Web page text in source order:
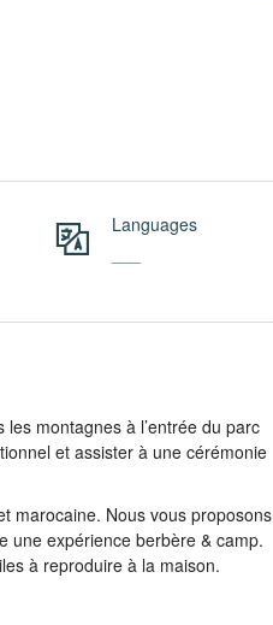
Languages
montagnes à l’entrée du parc
et assister à une cérémonie
marocaine. Nous vous proposons
une expérience berbère & camp.
à reproduire à la maison.